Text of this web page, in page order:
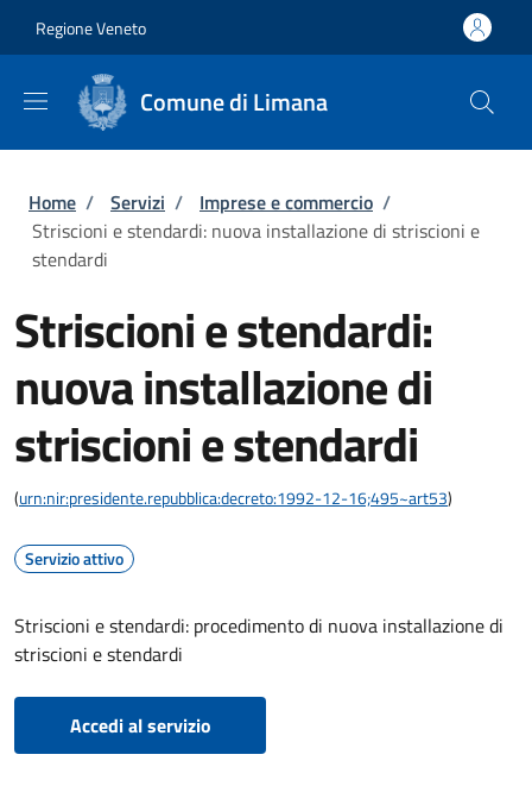
Regione Veneto
Comune di Limana
Briciole di pane
Home / Servizi / Imprese e commercio /
Striscioni e stendardi: nuova installazione di striscioni e
stendardi
Striscioni e stendardi:
nuova installazione di
striscioni e stendardi
(urn:nir:presidente.repubblica:decreto:1992-12-16;495~art53)
Servizio attivo
Striscioni e stendardi: procedimento di nuova installazione di
striscioni e stendardi
Accedi al servizio